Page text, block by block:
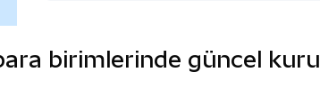
birimlerinde güncel kuru